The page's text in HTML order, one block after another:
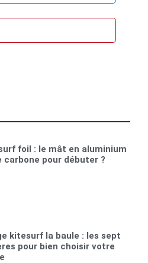
foil : le mât en aluminium
carbone pour débuter ?
kitesurf la baule : les sept
pour bien choisir votre